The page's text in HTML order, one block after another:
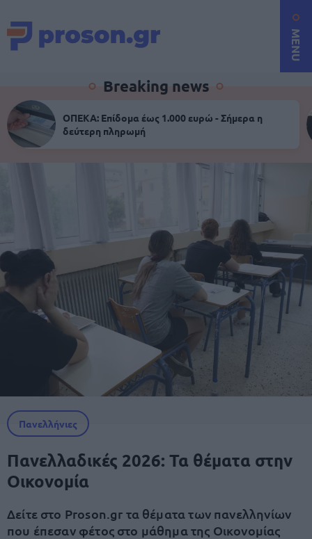
MENU
Breaking news
ΟΠΕΚΑ: Επίδομα έως 1.000 ευρώ - Σήμερα η
δεύτερη πληρωμή
Πανελλήνιες
Πανελλαδικές 2026: Τα θέματα στην
Οικονομία
Δείτε στο Proson.gr τα θέματα των πανελληνίων
που έπεσαν φέτος στο μάθημα της Οικονομίας